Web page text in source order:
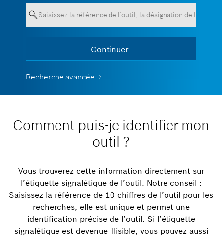
Continuer
Show all
of 3 characters.
Recherche avancée
Comment puis-je identifier mon
outil ?
Vous trouverez cette information directement sur
l’étiquette signalétique de l’outil. Notre conseil :
Saisissez la référence de 10 chiffres de l’outil pour les
recherches, elle est unique et permet une
identification précise de l’outil. Si l’étiquette
signalétique est devenue illisible, vous pouvez aussi